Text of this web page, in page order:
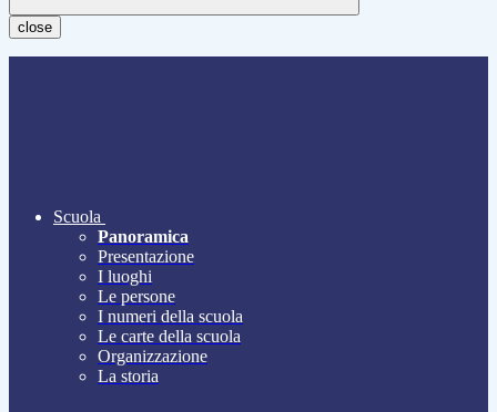
close
Scuola
Panoramica
Presentazione
I luoghi
Le persone
I numeri della scuola
Le carte della scuola
Organizzazione
La storia